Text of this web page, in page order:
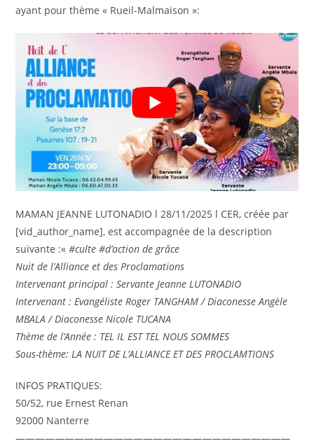
ayant pour thème « Rueil-Malmaison »:
MAMAN JEANNE LUTONADIO l 28/11/2025 l CER, créée par
[vid_author_name], est accompagnée de la description
suivante :« #culte #d’action de grâce
Nuit de l’Alliance et des Proclamations
Intervenant principal : Servante Jeanne LUTONADIO
Intervenant : Evangéliste Roger TANGHAM / Diaconesse Angèle
MBALA / Diaconesse Nicole TUCANA
Thème de l’Année : TEL IL EST TEL NOUS SOMMES
Sous-thème: LA NUIT DE L’ALLIANCE ET DES PROCLAMTIONS
INFOS PRATIQUES:
50/52, rue Ernest Renan
92000 Nanterre
————————————————————————————